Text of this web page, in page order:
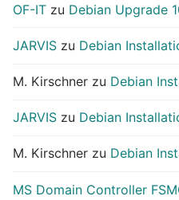
OF-IT zu Debian Upgrade
JARVIS zu Debian
M. Kirschner zu Debian
JARVIS zu Debian
M. Kirschner zu Debian
MS Domain Controller